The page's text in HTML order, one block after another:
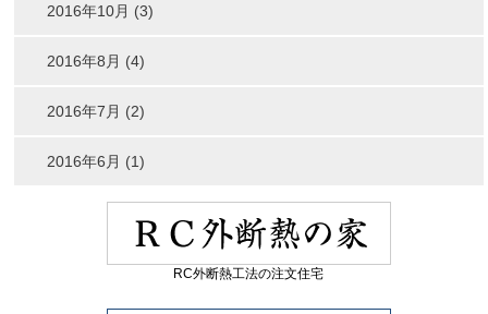
2016年10月 (3)
2016年8月 (4)
2016年7月 (2)
2016年6月 (1)
RC外断熱工法の注文住宅